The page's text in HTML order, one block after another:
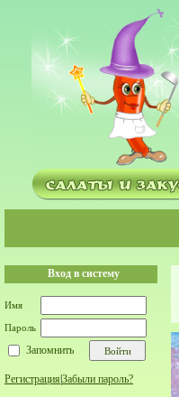
Вход в систему
Имя
Пароль
Запомнить
Регистрация Забыли пароль?